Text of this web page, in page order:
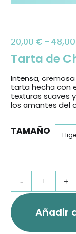
20,00 € - 48,00
Tarta de
Intensa,
tarta hecha con
texturas suaves
los amantes del
TAMAÑO
Tarta
de
Chocolate
cantidad
- +
Añadir